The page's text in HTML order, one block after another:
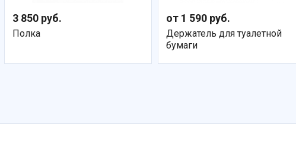
3 850 руб.
Полка
от 1 590 руб.
Держатель для туалетной
бумаги